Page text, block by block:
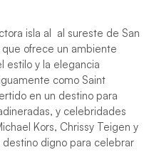
isla al al sureste de San
ofrece un ambiente
estilo y la elegancia
como Saint
en un destino para
y celebridades
Kors, Chrissy Teigen y
digno para celebrar